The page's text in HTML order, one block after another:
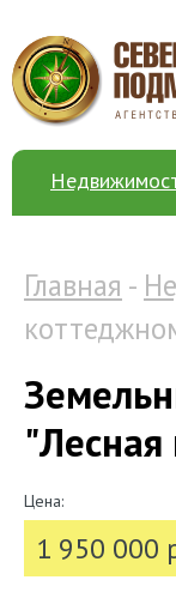
Главная -
Цена:
1 950 000